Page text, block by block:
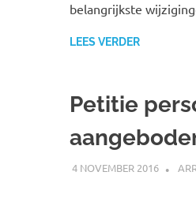
belangrijkste
LEES VERDER
Petitie
4 NOVEMBER 2016